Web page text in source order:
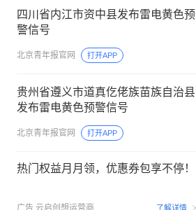
四川省内江市资中县发布雷电黄色预
警信号
北京青年报官网 打开APP
贵州省遵义市道真仡佬族苗族自治县
发布雷电黄色预警信号
北京青年报官网 打开APP
热门权益月月领，优惠券包享不停！
广告 云启创想运营商 了解详情